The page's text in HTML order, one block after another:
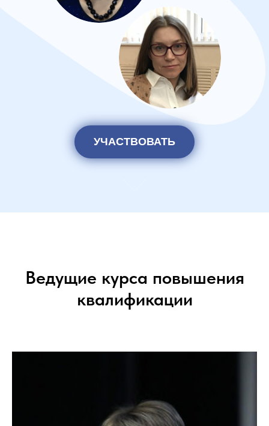
УЧАСТВОВАТЬ
Ведущие курса повышения
квалификации